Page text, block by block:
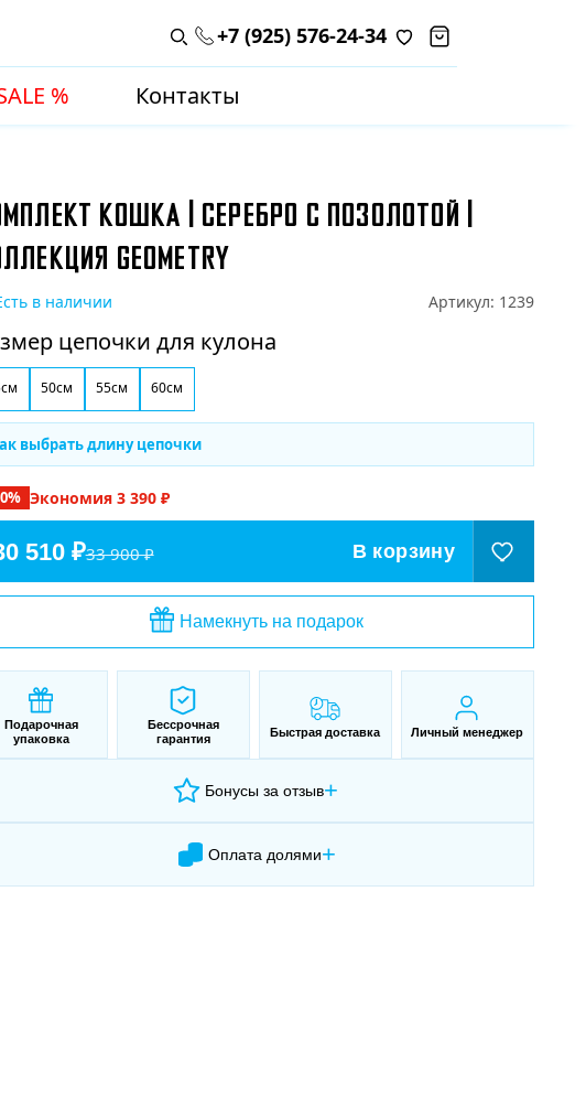
Поиск по каталогу
+7 (925) 576-24-34
% Контакты
КОШКА | СЕРЕБРО С ПОЗОЛОТОЙ |
GEOMETRY
в наличии Артикул: 1239
цепочки для кулона
50см 55см 60см
выбрать длину цепочки
% Экономия 3 390₽
510 ₽33 900 ₽ В корзину
Намекнуть на подарок
Подарочная
упаковка
Бессрочная
гарантия
Быстрая доставка Личный менеджер
Бонусы за отзыв+
Оплата долями+